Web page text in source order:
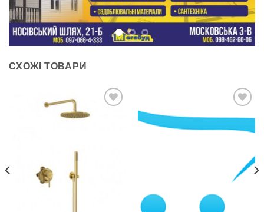
СХОЖІ ТОВАРИ